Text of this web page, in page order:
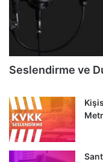
Seslendirme ve